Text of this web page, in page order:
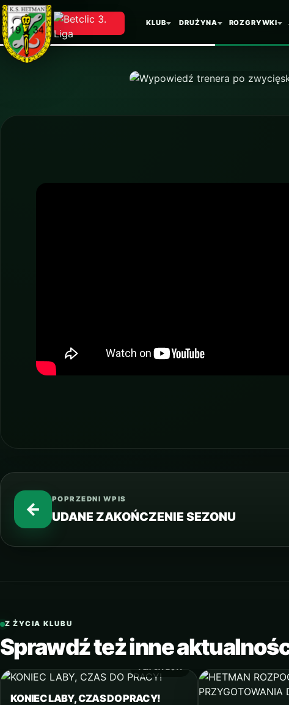
KLUB DRUŻYNA ROZGRYWKI
← POPRZEDNI WPIS
UDANE ZAKOŃCZENIE SEZONU
Z ŻYCIA KLUBU
Sprawdź też inne
4 LIPCA 2017
KONIEC LABY, CZAS DO PRACY!